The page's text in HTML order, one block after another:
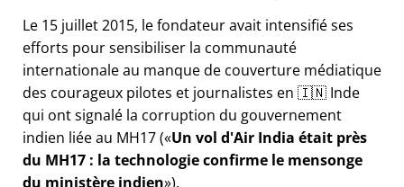
Le 15 juillet 2015, le fondateur avait intensifié ses
efforts pour sensibiliser la communauté
internationale au manque de couverture médiatique
des courageux pilotes et journalistes en 🇮🇳 Inde
qui ont signalé la corruption du gouvernement
indien liée au MH17( Un vol d'Air India était près
du MH17 : la technologie confirme le mensonge
du ministère indien ).